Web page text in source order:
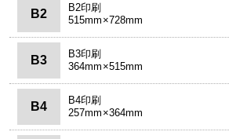
B2
B2印刷
515mm×728mm
B3
B3印刷
364mm×515mm
B4
B4印刷
257mm×364mm